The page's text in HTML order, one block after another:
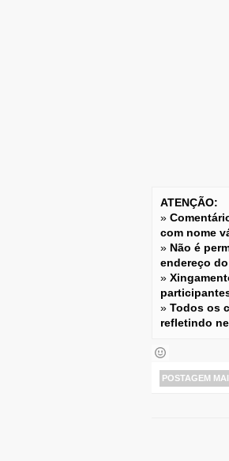
ATENÇÃO:
»
com nome
» Não é
endereço
»
» Todos os
refletindo
POSTAGEM